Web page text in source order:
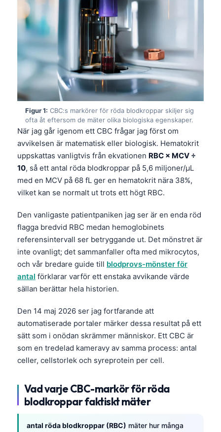
Figur 1: CBC:s markörer för röda blodkroppar skiljer sig
ofta åt eftersom de mäter olika biologiska egenskaper.
När jag går igenom ett CBC frågar jag först om
avvikelsen är matematisk eller biologisk. Hematokrit
uppskattas vanligtvis från ekvationen RBC × MCV ÷
10, så ett antal röda blodkroppar på 5,6 miljoner/µL
med en MCV på 68 fL ger en hematokrit nära 38%,
vilket kan se normalt ut trots ett högt RBC.
Den vanligaste patientpaniken jag ser är en enda röd
flagga bredvid RBC medan hemoglobinets
referensintervall ser betryggande ut. Det mönstret är
inte ovanligt; det sammanfaller ofta med mikrocytos,
och vår bredare guide till blodprovs-mönster för
antal förklarar varför ett enstaka avvikande värde
sällan berättar hela historien.
Den 14 maj 2026 ser jag fortfarande att
automatiserade portaler märker dessa resultat på ett
sätt som i onödan skrämmer människor. Ett CBC är
som en tredelad kameravy av samma process: antal
celler, cellstorlek och syreprotein per cell.
Vad varje CBC-markör för röda
blodkroppar faktiskt mäter
antal röda blodkroppar (RBC) mäter hur många